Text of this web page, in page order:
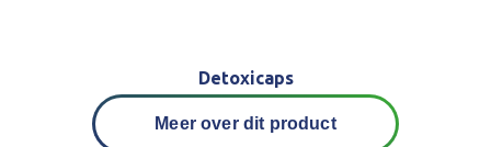
Detoxicaps
Meer over dit product